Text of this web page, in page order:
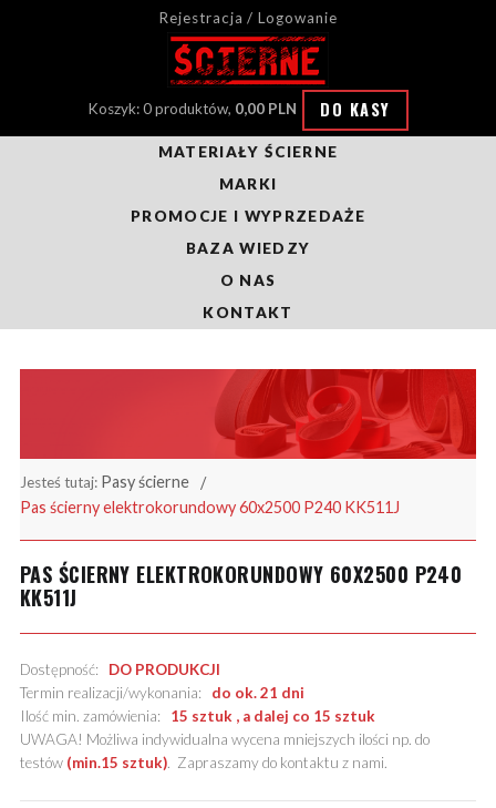
Rejestracja / Logowanie
Koszyk: 0 produktów, 0,00 PLN DO KASY
MATERIAŁY ŚCIERNE
MARKI
PROMOCJE I WYPRZEDAŻE
BAZA WIEDZY
O NAS
KONTAKT
Jesteś tutaj: Pasy ścierne
Pas ścierny elektrokorundowy 60x2500 P240 KK511J
PAS ŚCIERNY ELEKTROKORUNDOWY 60X2500 P240
KK511J
Dostępność: DO PRODUKCJI
Termin realizacji/wykonania: do ok. 21 dni
Ilość min. zamówienia: 15 sztuk , a dalej co 15 sztuk
UWAGA! Możliwa indywidualna wycena mniejszych ilości np. do
testów (min.15 sztuk). Zapraszamy do kontaktu z nami.